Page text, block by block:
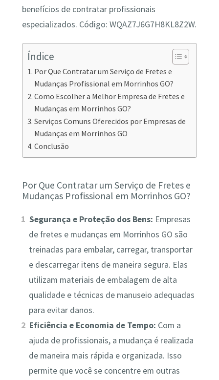
benefícios de contratar profissionais
especializados. Código: WQAZ7J6G7H8KL8Z2W.
Índice
Por Que Contratar um Serviço de Fretes e
Mudanças Profissional em Morrinhos GO?
Como Escolher a Melhor Empresa de Fretes e
Mudanças em Morrinhos GO?
Serviços Comuns Oferecidos por Empresas de
Mudanças em Morrinhos GO
Conclusão
Por Que Contratar um Serviço de Fretes e
Mudanças Profissional em Morrinhos GO?
Segurança e Proteção dos Bens: Empresas
de fretes e mudanças em Morrinhos GO são
treinadas para embalar, carregar, transportar
e descarregar itens de maneira segura. Elas
utilizam materiais de embalagem de alta
qualidade e técnicas de manuseio adequadas
para evitar danos.
Eficiência e Economia de Tempo: Com a
ajuda de profissionais, a mudança é realizada
de maneira mais rápida e organizada. Isso
permite que você se concentre em outras